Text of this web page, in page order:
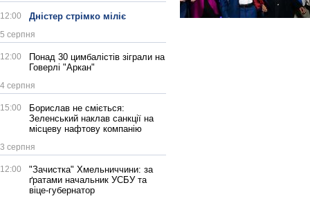
12:00 Дністер стрімко міліє
5 серпня
12:00
Понад 30 цимбалістів зіграли на
Говерлі "Аркан"
4 серпня
15:00
Борислав не сміється:
Зеленський наклав санкції на
місцеву нафтову компанію
3 серпня
12:00
"Зачистка" Хмельниччини: за
ґратами начальник УСБУ та
віце-губернатор